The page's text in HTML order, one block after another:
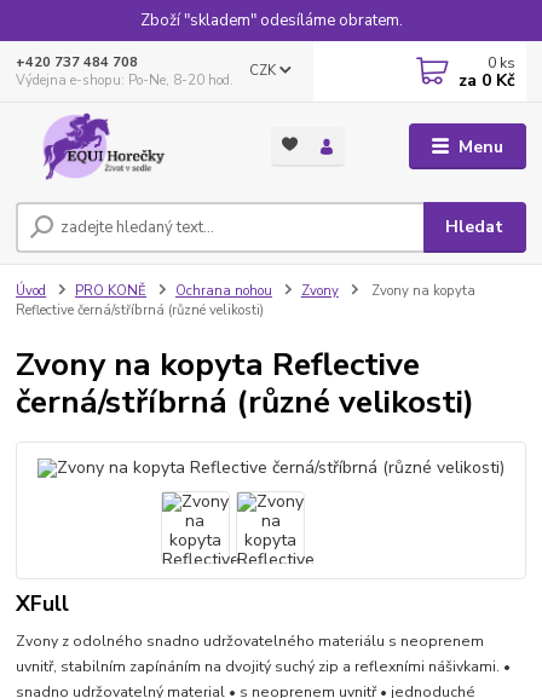
Zboží "skladem" odesíláme obratem.
Menu
CZK
Hledat
+420 737 484 708
Výdejna e-shopu: Po-Ne, 8-20 hod.
0 ks
za 0 Kč
Úvod PRO KONĚ Ochrana nohou Zvony
Zvony na kopyta
Reflective černá/stříbrná (různé velikosti)
Zvony na kopyta Reflective
černá/stříbrná (různé velikosti)
XFull
Zvony z odolného snadno udržovatelného materiálu s neoprenem
uvnitř, stabilním zapínáním na dvojitý suchý zip a reflexními nášivkami. •
snadno udržovatelný material • s neoprenem uvnitř • jednoduché